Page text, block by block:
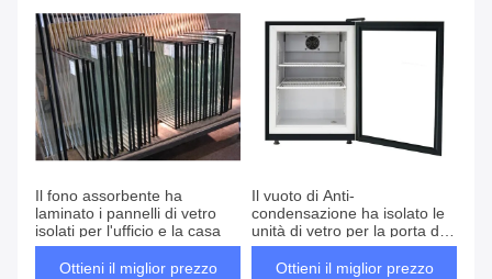
Il fono assorbente ha
laminato i pannelli di vetro
isolati per l'ufficio e la casa
Ottieni il miglior prezzo
Il vuoto di Anti-
condensazione ha isolato le
unità di vetro per la porta di
vetro del frigorifero
Ottieni il miglior prezzo